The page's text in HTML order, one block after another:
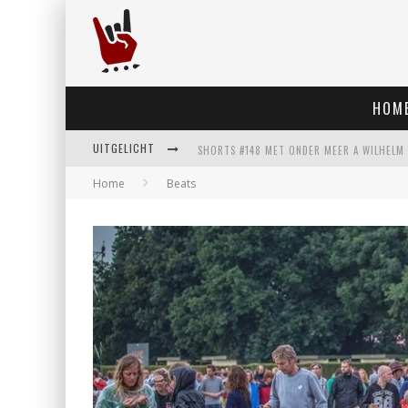
UITGELICHT
Home Beats